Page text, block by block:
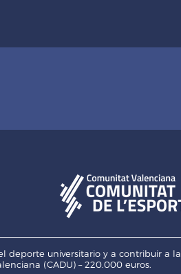
deporte universitario y a contribuir a la
(CADU) – 220.000 euros.